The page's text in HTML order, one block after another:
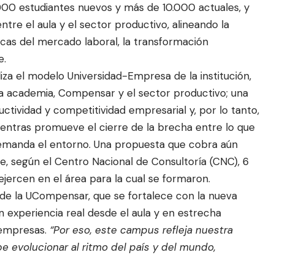
estudiantes nuevos y más de 10.000 actuales, y
el aula y el sector productivo, alineando la
del mercado laboral, la transformación
el modelo Universidad-Empresa de la institución,
academia, Compensar y el sector productivo; una
y competitividad empresarial y, por lo tanto,
promueve el cierre de la brecha entre lo que
el entorno. Una propuesta que cobra aún
según el Centro Nacional de Consultoría (CNC), 6
en el área para la cual se formaron.
la UCompensar, que se fortalece con la nueva
experiencia real desde el aula y en estrecha
“Por eso, este campus refleja nuestra
evolucionar al ritmo del país y del mundo,